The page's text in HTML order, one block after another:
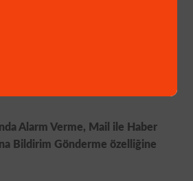
Alarm Verme, Mail ile Haber
Bildirim Gönderme özelliğine
Alarm Verme, Mail ile Haber
Bildirim Gönderme özelliğine